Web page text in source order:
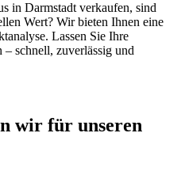
in Darmstadt verkaufen, sind
Wert? Wir bieten Ihnen eine
Lassen Sie Ihre
schnell, zuverlässig und
wir für unseren